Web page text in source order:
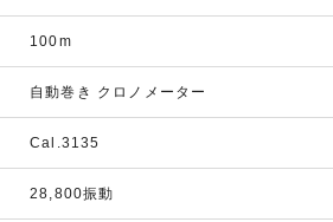
100m
自動巻き クロノメーター
Cal.3135
28,800振動